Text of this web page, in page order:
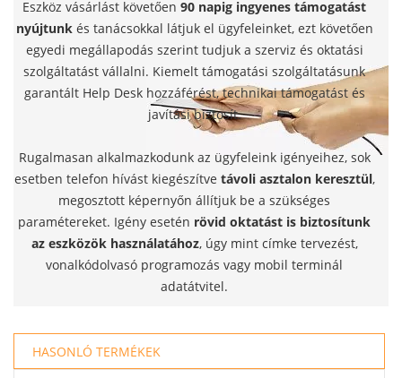
Eszköz vásárlást követően 90 napig ingyenes támogatást
nyújtunkés tanácsokkal látjuk el ügyfeleinket, ezt követően
egyedi megállapodás szerint tudjuk a szerviz és oktatási
szolgáltatást vállalni. Kiemelt támogatási szolgáltatásunk
garantált Help Desk hozzáférést, technikai támogatást és
javítási biztosít.
Rugalmasan alkalmazkodunk az ügyfeleink igényeihez, sok
esetben telefon hívást kiegészítve távoli asztalon keresztül,
megosztott képernyőn állítjuk be a szükséges
paramétereket. Igény esetén rövid oktatást is biztosítunk
az eszközök használatához, úgy mint címke tervezést,
vonalkódolvasó programozás vagy mobil terminál
adatátvitel.
HASONLÓ TERMÉKEK